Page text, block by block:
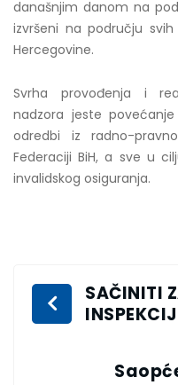
današnjim danom na
izvršeni na području
Hercegovine.
Svrha provođenja i
nadzora jeste
odredbi iz radno-
Federaciji BiH, a sve u
invalidskog osiguranja.
SAČINITI